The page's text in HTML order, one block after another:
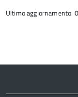
Ultimo aggiornamento: